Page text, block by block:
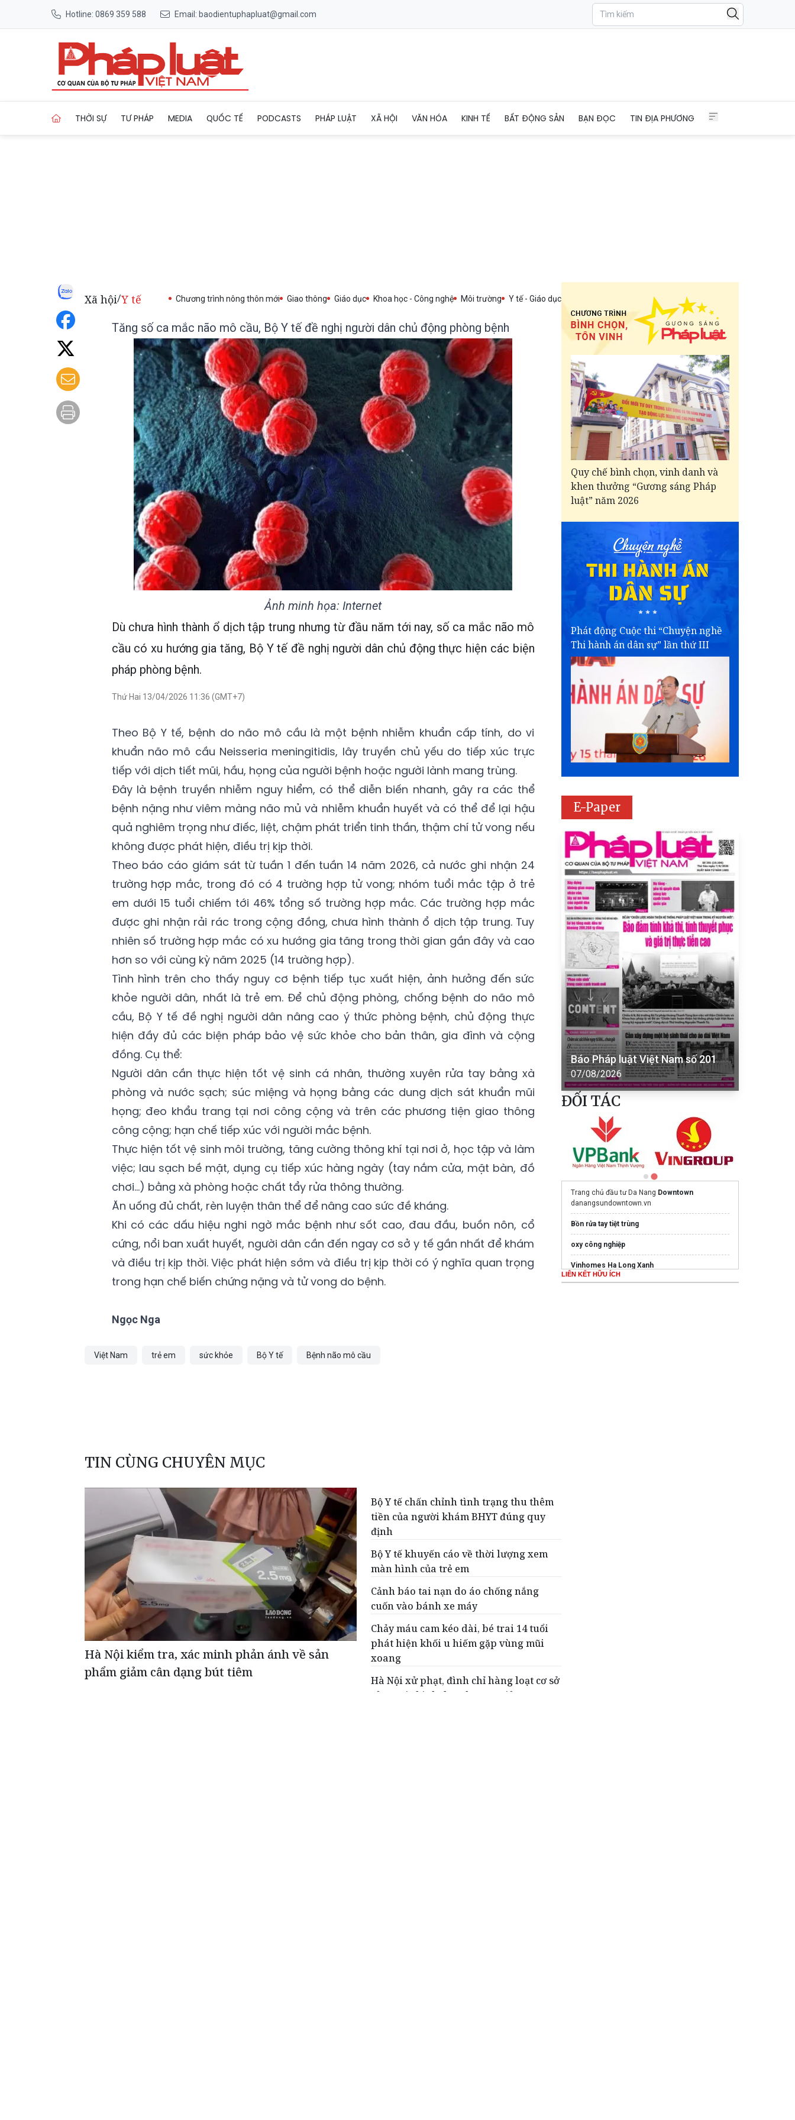
Hotline: 0869 359 588 Email: baodientuphapluat@gmail.com
THỜI SỰ TƯ PHÁP MEDIA QUỐC TẾ PODCASTS PHÁP LUẬT XÃ HỘI VĂN HÓA KINH TẾ BẤT ĐỘNG SẢN BẠN ĐỌC TIN ĐỊA PHƯƠNG
Xã hội/Y tế Chương trình nông thôn mới Giao thông Giáo dục Khoa học - Công nghệ Môi trường Y tế - Giáo dục
Tăng số ca mắc não mô cầu, Bộ Y tế đề nghị người dân chủ động phòng bệnh
Ảnh minh họa: Internet
Dù chưa hình thành ổ dịch tập trung nhưng từ đầu năm tới nay, số ca mắc não mô
cầu có xu hướng gia tăng, Bộ Y tế đề nghị người dân chủ động thực hiện các biện
pháp phòng bệnh.
Thứ Hai 13/04/2026 11:36 (GMT+7)
Theo Bộ Y tế, bệnh do não mô cầu là một bệnh nhiễm khuẩn cấp tính, do vi
khuẩn não mô cầu Neisseria meningitidis, lây truyền chủ yếu do tiếp xúc trực
tiếp với dịch tiết mũi, hầu, họng của người bệnh hoặc người lành mang trùng.
Đây là bệnh truyền nhiễm nguy hiểm, có thể diễn biến nhanh, gây ra các thể
bệnh nặng như viêm màng não mủ và nhiễm khuẩn huyết và có thể để lại hậu
quả nghiêm trọng như điếc, liệt, chậm phát triển tinh thần, thậm chí tử vong nếu
không được phát hiện, điều trị kịp thời.
Theo báo cáo giám sát từ tuần 1 đến tuần 14 năm 2026, cả nước ghi nhận 24
trường hợp mắc, trong đó có 4 trường hợp tử vong; nhóm tuổi mắc tập ở trẻ
em dưới 15 tuổi chiếm tới 46% tổng số trường hợp mắc. Các trường hợp mắc
được ghi nhận rải rác trong cộng đồng, chưa hình thành ổ dịch tập trung. Tuy
nhiên số trường hợp mắc có xu hướng gia tăng trong thời gian gần đây và cao
hơn so với cùng kỳ năm 2025 (14 trường hợp).
Tình hình trên cho thấy nguy cơ bệnh tiếp tục xuất hiện, ảnh hưởng đến sức
khỏe người dân, nhất là trẻ em. Để chủ động phòng, chống bệnh do não mô
cầu, Bộ Y tế đề nghị người dân nâng cao ý thức phòng bệnh, chủ động thực
hiện đầy đủ các biện pháp bảo vệ sức khỏe cho bản thân, gia đình và cộng
đồng. Cụ thể:
Người dân cần thực hiện tốt vệ sinh cá nhân, thường xuyên rửa tay bằng xà
phòng và nước sạch; súc miệng và họng bằng các dung dịch sát khuẩn mũi
họng; đeo khẩu trang tại nơi công cộng và trên các phương tiện giao thông
công cộng; hạn chế tiếp xúc với người mắc bệnh.
Thực hiện tốt vệ sinh môi trường, tăng cường thông khí tại nơi ở, học tập và làm
việc; lau sạch bề mặt, dụng cụ tiếp xúc hàng ngày (tay nắm cửa, mặt bàn, đồ
chơi...) bằng xà phòng hoặc chất tẩy rửa thông thường.
Ăn uống đủ chất, rèn luyện thân thể để nâng cao sức đề kháng.
Khi có các dấu hiệu nghi ngờ mắc bệnh như sốt cao, đau đầu, buồn nôn, cổ
cứng, nổi ban xuất huyết, người dân cần đến ngay cơ sở y tế gần nhất để khám
và điều trị kịp thời. Việc phát hiện sớm và điều trị kịp thời có ý nghĩa quan trọng
trong hạn chế biến chứng nặng và tử vong do bệnh.
Ngọc Nga
Việt Nam trẻ em sức khỏe Bộ Y tế Bệnh não mô cầu
TIN CÙNG CHUYÊN MỤC
Hà Nội kiểm tra, xác minh phản ánh về sản
phẩm giảm cân dạng bút tiêm
Bộ Y tế chấn chỉnh tình trạng thu thêm
tiền của người khám BHYT đúng quy
định
Bộ Y tế khuyến cáo về thời lượng xem
màn hình của trẻ em
Cảnh báo tai nạn do áo chống nắng
cuốn vào bánh xe máy
Chảy máu cam kéo dài, bé trai 14 tuổi
phát hiện khối u hiếm gặp vùng mũi
xoang
Hà Nội xử phạt, đình chỉ hàng loạt cơ sở
sản xuất, kinh doanh răng giả
Quy chế bình chọn, vinh danh và
khen thưởng “Gương sáng Pháp
luật” năm 2026
Phát động Cuộc thi “Chuyện nghề
Thi hành án dân sự” lần thứ III
E-Paper
Báo Pháp luật Việt Nam số 201
07/08/2026
ĐỐI TÁC
Trang chủ đầu tư Da Nang Downtown
danangsundowntown.vn
Bồn rửa tay tiệt trùng
oxy công nghiệp
Vinhomes Ha Long Xanh
LIÊN KẾT HỮU ÍCH